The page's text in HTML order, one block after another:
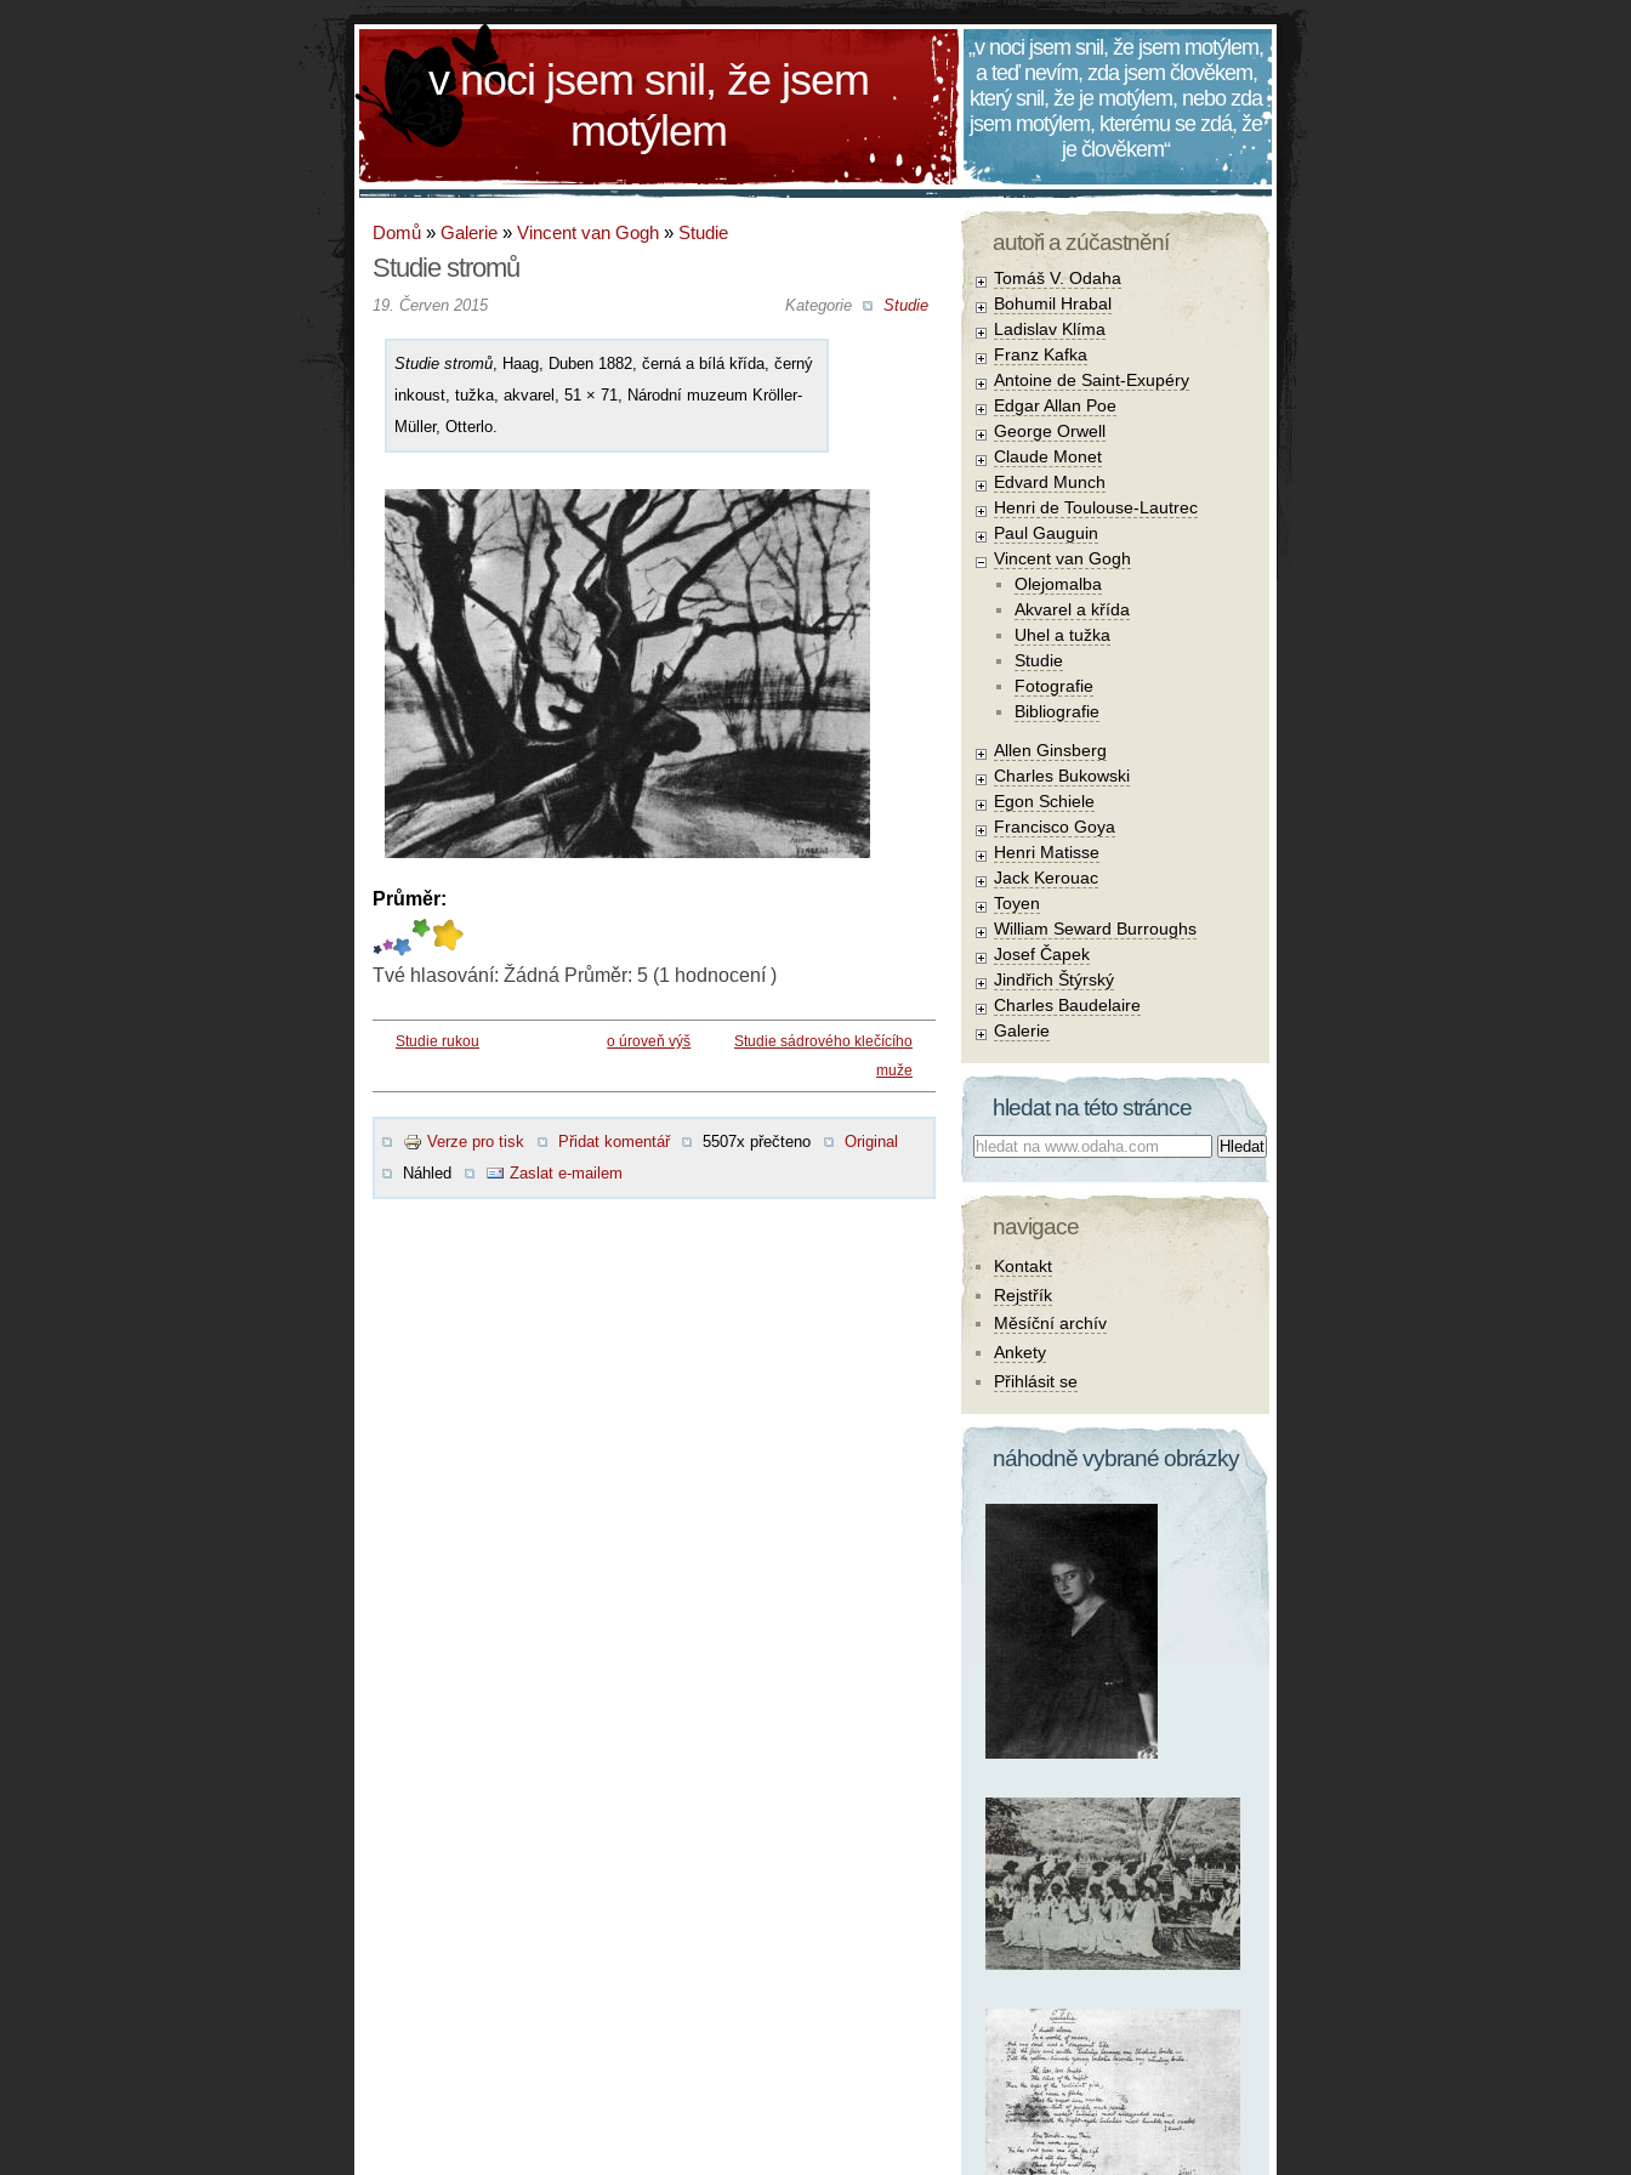
v noci jsem snil, že jsem
motýlem
„v noci jsem snil, že jsem motýlem,
a teď nevím, zda jsem člověkem,
který snil, že je motýlem, nebo zda
jsem motýlem, kterému se zdá, že
je člověkem“
Domů » Galerie » Vincent van Gogh » Studie
Studie stromů
Kategorie Studie
19. Červen 2015
Studie stromů , Haag, Duben 1882, černá a bílá křída, černý
inkoust, tužka, akvarel, 51 × 71, Národní muzeum Kröller-
Müller, Otterlo.
Průměr:
Tvé hlasování: Žádná Průměr: 5 (1 hodnocení )
Studie rukou o úroveň výš
Studie sádrového klečícího
muže
Verze pro tisk Přidat komentář 5507x přečteno
Original
Náhled
Zaslat e-mailem
autoři a zúčastnění
Tomáš V. Odaha
Bohumil Hrabal
Ladislav Klíma
Franz Kafka
Antoine de Saint-Exupéry
Edgar Allan Poe
George Orwell
Claude Monet
Edvard Munch
Henri de Toulouse-Lautrec
Paul Gauguin
Vincent van Gogh
Olejomalba
Akvarel a křída
Uhel a tužka
Studie
Fotografie
Bibliografie
Allen Ginsberg
Charles Bukowski
Egon Schiele
Francisco Goya
Henri Matisse
Jack Kerouac
Toyen
William Seward Burroughs
Josef Čapek
Jindřich Štýrský
Charles Baudelaire
Galerie
hledat na této stránce
Co hledat:
navigace
Kontakt
Rejstřík
Měsíční archív
Ankety
Přihlásit se
náhodně vybrané obrázky